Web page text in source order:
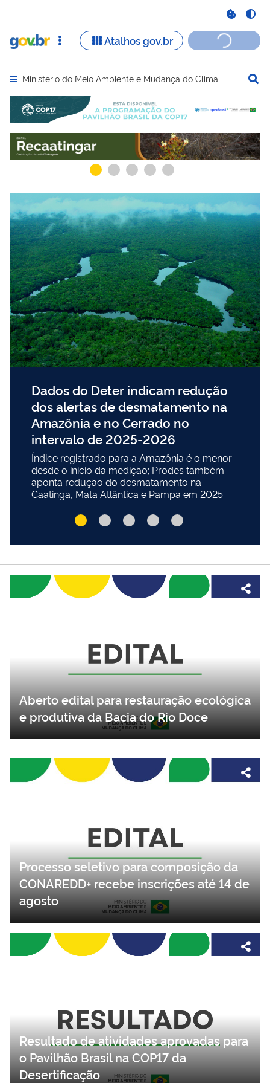
Abrir menu principal de navegação
Ministério do Meio Ambiente e Mudança do Clima
Serviços recomendados para você Serviços
Dados do Deter indicam redução
dos alertas de desmatamento na
Amazônia e no Cerrado no
intervalo de 2025-2026
Índice registrado para a Amazônia é o menor
desde o início da medição; Prodes também
aponta redução do desmatamento na
Caatinga, Mata Atlântica e Pampa em 2025
Aberto edital para restauração ecológica
e produtiva da Bacia do Rio Doce
Processo seletivo para composição da
CONAREDD+ recebe inscrições até 14 de
agosto
Resultado de atividades aprovadas para
o Pavilhão Brasil na COP17 da
Desertificação